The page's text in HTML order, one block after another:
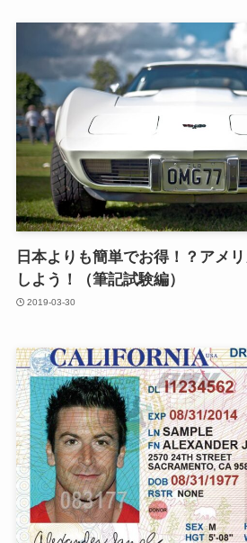
日本よりも簡単でお得！？アメ
しよう！（筆記試験編）
2019-03-30